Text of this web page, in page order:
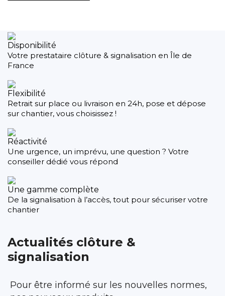
Disponibilité
Votre prestataire clôture & signalisation en Île de
France
Flexibilité
Retrait sur place ou livraison en 24h, pose et dépose
sur chantier, vous choisissez !
Réactivité
Une urgence, un imprévu, une question ? Votre
conseiller dédié vous répond
Une gamme complète
De la signalisation à l’accès, tout pour sécuriser votre
chantier
Actualités clôture &
signalisation
Pour être informé sur les nouvelles normes,